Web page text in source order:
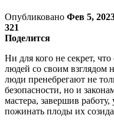
Опубликовано Фев 5,
321
Поделится
Ни для кого не секрет,
людей со своим
люди пренебрегают не
безопасности, но и
мастера, завершив
пожинать плоды их